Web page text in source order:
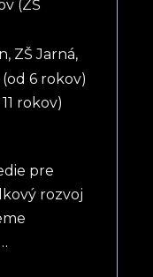
(ZŠ
ZŠ Jarná,
(od 6 rokov)
rokov)
pre
rozvoj